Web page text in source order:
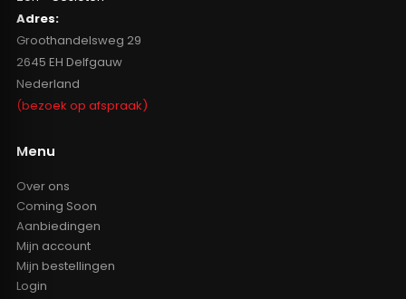
Adres:
Groothandelsweg 29
2645 EH Delfgauw
Nederland
(bezoek op afspraak)
Menu
Over ons
Coming Soon
Aanbiedingen
Mijn account
Mijn bestellingen
Login